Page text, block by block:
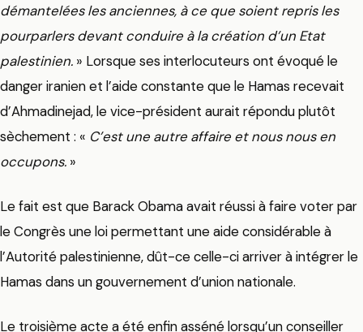
démantelées les anciennes, à ce que soient repris les
pourparlers devant conduire à la création d’un Etat
palestinien. » Lorsque ses interlocuteurs ont évoqué le
danger iranien et l’aide constante que le Hamas recevait
d’Ahmadinejad, le vice-président aurait répondu plutôt
sèchement : « C’est une autre affaire et nous nous en
occupons. »
Le fait est que Barack Obama avait réussi à faire voter par
le Congrès une loi permettant une aide considérable à
l’Autorité palestinienne, dût-ce celle-ci arriver à intégrer le
Hamas dans un gouvernement d’union nationale.
Le troisième acte a été enfin asséné lorsqu’un conseiller